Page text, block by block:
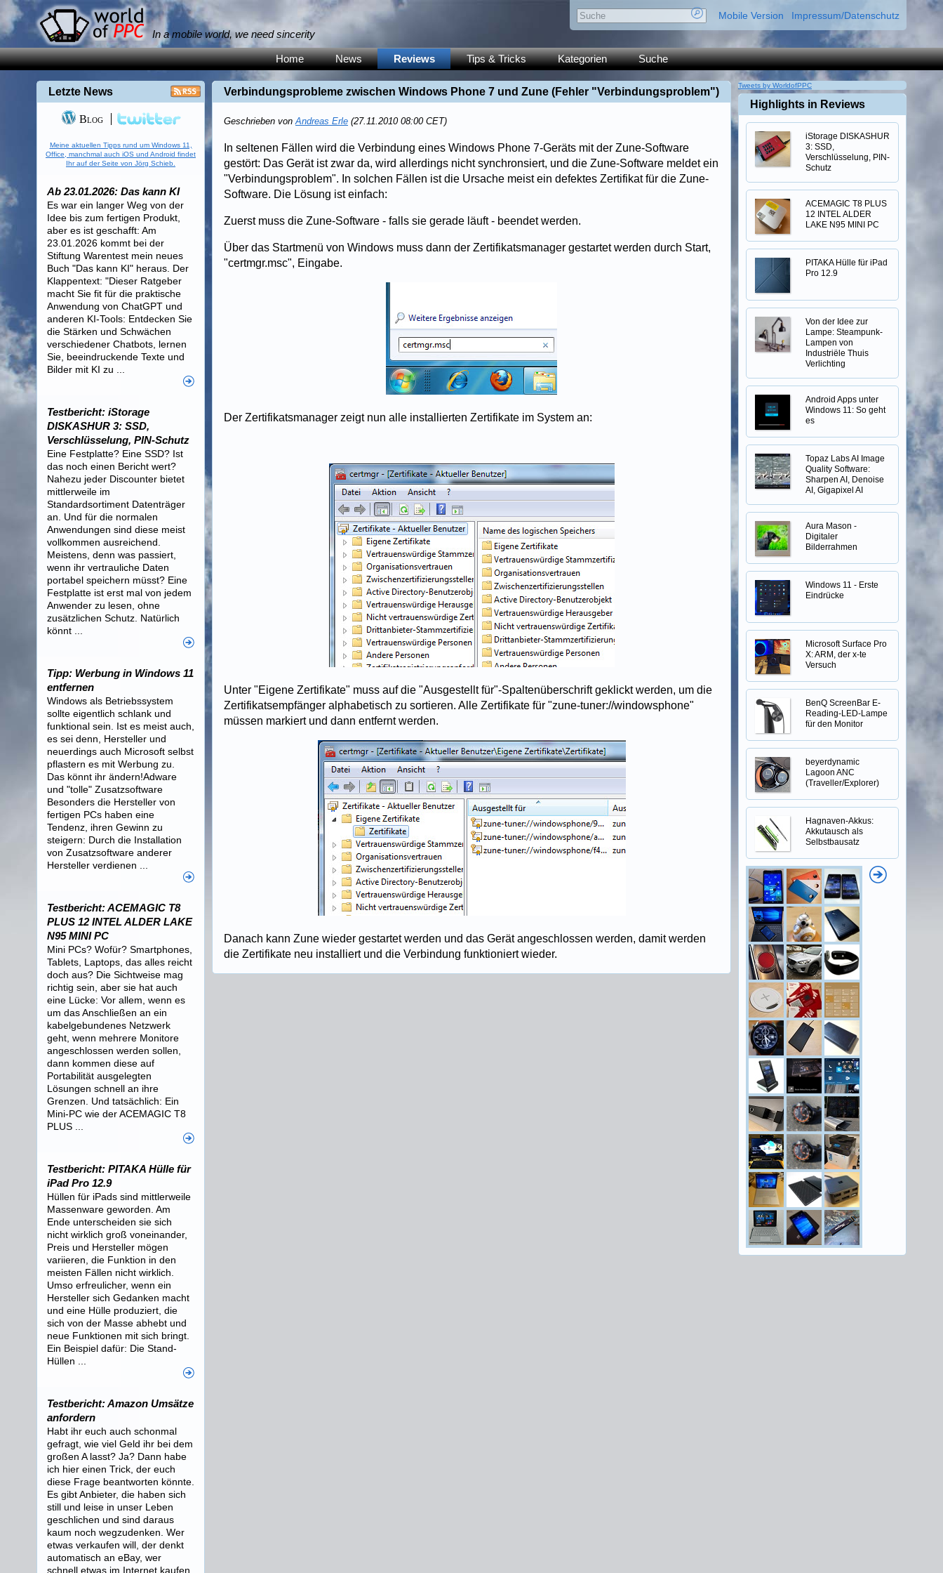
In a mobile world, we need sincerity
Mobile Version Impressum/Datenschutz
Home News Reviews Tips & Tricks Kategorien Suche
Verbindungsprobleme zwischen Windows Phone 7 und Zune (Fehler "Verbindungsproblem")
Geschrieben vonAndreas Erle (27.11.2010 08:00 CET)
In seltenen Fällen wird die Verbindung eines Windows Phone 7-Geräts mit der Zune-Software
gestört: Das Gerät ist zwar da, wird allerdings nicht synchronsiert, und die Zune-Software meldet ein
"Verbindungsproblem". In solchen Fällen ist die Ursache meist ein defektes Zertifikat für die Zune-
Software. Die Lösung ist einfach:
Zuerst muss die Zune-Software - falls sie gerade läuft - beendet werden.
Über das Startmenü von Windows muss dann der Zertifikatsmanager gestartet werden durch Start,
"certmgr.msc", Eingabe.
Der Zertifikatsmanager zeigt nun alle installierten Zertifikate im System an:
Unter "Eigene Zertifikate" muss auf die "Ausgestellt für"-Spaltenüberschrift geklickt werden, um die
Zertifikatsempfänger alphabetisch zu sortieren. Alle Zertifikate für "zune-tuner://windowsphone"
müssen markiert und dann entfernt werden.
Danach kann Zune wieder gestartet werden und das Gerät angeschlossen werden, damit werden
die Zertifikate neu installiert und die Verbindung funktioniert wieder.
Letzte News
Blog
Meine aktuellen Tipps rund um Windows 11,
Office, manchmal auch iOS und Android findet
Ihr auf der Seite von Jörg Schieb.
Ab 23.01.2026: Das kann KI
Es war ein langer Weg von der
Idee bis zum fertigen Produkt,
aber es ist geschafft: Am
23.01.2026 kommt bei der
Stiftung Warentest mein neues
Buch "Das kann KI" heraus. Der
Klappentext: "Dieser Ratgeber
macht Sie fit für die praktische
Anwendung von ChatGPT und
anderen KI-Tools: Entdecken Sie
die Stärken und Schwächen
verschiedener Chatbots, lernen
Sie, beeindruckende Texte und
Bilder mit KI zu ...
Testbericht: iStorage
DISKASHUR 3: SSD,
Verschlüsselung, PIN-Schutz
Eine Festplatte? Eine SSD? Ist
das noch einen Bericht wert?
Nahezu jeder Discounter bietet
mittlerweile im
Standardsortiment Datenträger
an. Und für die normalen
Anwendungen sind diese meist
vollkommen ausreichend.
Meistens, denn was passiert,
wenn ihr vertrauliche Daten
portabel speichern müsst? Eine
Festplatte ist erst mal von jedem
Anwender zu lesen, ohne
zusätzlichen Schutz. Natürlich
könnt ...
Tipp: Werbung in Windows 11
entfernen
Windows als Betriebssystem
sollte eigentlich schlank und
funktional sein. Ist es meist auch,
es sei denn, Hersteller und
neuerdings auch Microsoft selbst
pflastern es mit Werbung zu.
Das könnt ihr ändern!Adware
und "tolle" Zusatzsoftware
Besonders die Hersteller von
fertigen PCs haben eine
Tendenz, ihren Gewinn zu
steigern: Durch die Installation
von Zusatzsoftware anderer
Hersteller verdienen ...
Testbericht: ACEMAGIC T8
PLUS 12 INTEL ALDER LAKE
N95 MINI PC
Mini PCs? Wofür? Smartphones,
Tablets, Laptops, das alles reicht
doch aus? Die Sichtweise mag
richtig sein, aber sie hat auch
eine Lücke: Vor allem, wenn es
um das Anschließen an ein
kabelgebundenes Netzwerk
geht, wenn mehrere Monitore
angeschlossen werden sollen,
dann kommen diese auf
Portabilität ausgelegten
Lösungen schnell an ihre
Grenzen. Und tatsächlich: Ein
Mini-PC wie der ACEMAGIC T8
PLUS ...
Testbericht: PITAKA Hülle für
iPad Pro 12.9
Hüllen für iPads sind mittlerweile
Massenware geworden. Am
Ende unterscheiden sie sich
nicht wirklich groß voneinander,
Preis und Hersteller mögen
variieren, die Funktion in den
meisten Fällen nicht wirklich.
Umso erfreulicher, wenn ein
Hersteller sich Gedanken macht
und eine Hülle produziert, die
sich von der Masse abhebt und
neue Funktionen mit sich bringt.
Ein Beispiel dafür: Die Stand-
Hüllen ...
Testbericht: Amazon Umsätze
anfordern
Habt ihr euch auch schonmal
gefragt, wie viel Geld ihr bei dem
großen A lasst? Ja? Dann habe
ich hier einen Trick, der euch
diese Frage beantworten könnte.
Es gibt Anbieter, die haben sich
still und leise in unser Leben
geschlichen und sind daraus
kaum noch wegzudenken. Wer
etwas verkaufen will, der denkt
automatisch an eBay, wer
schnell etwas im Internet kaufen
Tweets by WorldofPPC
Highlights in Reviews
iStorage DISKASHUR
3: SSD,
Verschlüsselung, PIN-
Schutz
ACEMAGIC T8 PLUS
12 INTEL ALDER
LAKE N95 MINI PC
PITAKA Hülle für iPad
Pro 12.9
Von der Idee zur
Lampe: Steampunk-
Lampen von
Industriële Thuis
Verlichting
Android Apps unter
Windows 11: So geht
es
Topaz Labs AI Image
Quality Software:
Sharpen AI, Denoise
AI, Gigapixel AI
Aura Mason -
Digitaler
Bilderrahmen
Windows 11 - Erste
Eindrücke
Microsoft Surface Pro
X: ARM, der x-te
Versuch
BenQ ScreenBar E-
Reading-LED-Lampe
für den Monitor
beyerdynamic
Lagoon ANC
(Traveller/Explorer)
Hagnaven-Akkus:
Akkutausch als
Selbstbausatz